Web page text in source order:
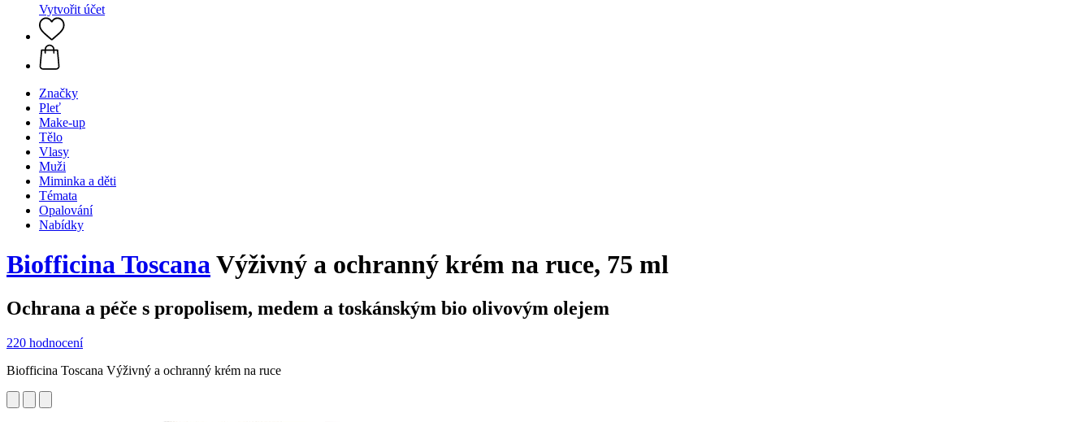
Vytvořit účet
Značky
Pleť
Make-up
Tělo
Vlasy
Muži
Miminka a děti
Témata
Opalování
Nabídky
Biofficina ToscanaVýživný a ochranný krém na ruce, 75 ml
Ochrana a péče s propolisem, medem a toskánským bio olivovým olejem
220 hodnocení
Biofficina Toscana Výživný a ochranný krém na ruce